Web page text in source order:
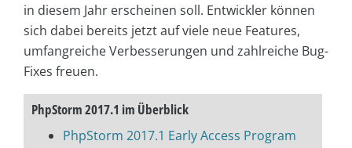
in diesem Jahr erscheinen soll. Entwickler können
sich dabei bereits jetzt auf viele neue Features,
umfangreiche Verbesserungen und zahlreiche Bug-
Fixes freuen.
PhpStorm 2017.1 im Überblick
PhpStorm 2017.1 Early Access Program